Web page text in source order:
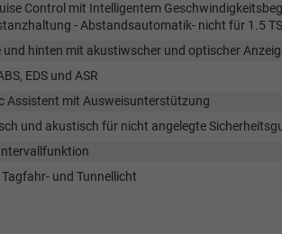
Control mit Intelligentem
- Abstandsautomatik- nicht für 1.5
und hinten mit akustiwscher und optischer
EDS und ASR
Assistent mit Ausweisunterstützung
und akustisch für nicht angelegte
und Tunnellicht